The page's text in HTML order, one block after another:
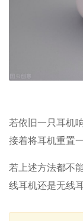
若依旧一只耳机
接着将耳机重置
若上述方法都不
线耳机还是无线